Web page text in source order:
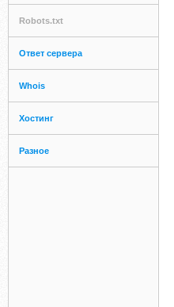
Robots.txt
Ответ сервера
Whois
Хостинг
Разное